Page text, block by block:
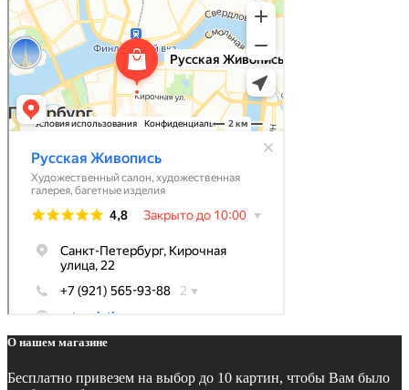
О нашем магазине
Бесплатно привезем на выбор до 10 картин, чтобы Вам было